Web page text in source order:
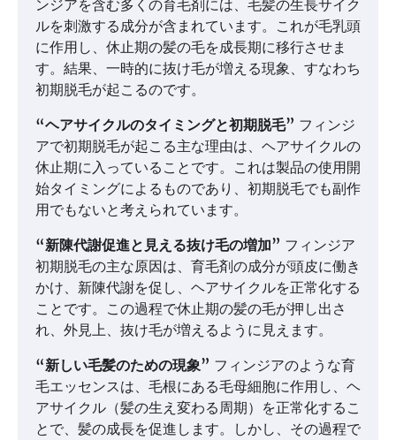
ンジアを含む多くの育毛剤には、毛髪の生長サイク
ルを刺激する成分が含まれています。これが毛乳頭
に作用し、休止期の髪の毛を成長期に移行させま
す。結果、一時的に抜け毛が増える現象、すなわち
初期脱毛が起こるのです。
“ヘアサイクルのタイミングと初期脱毛” フィンジ
アで初期脱毛が起こる主な理由は、ヘアサイクルの
休止期に入っていることです。これは製品の使用開
始タイミングによるものであり、初期脱毛でも副作
用でもないと考えられています。
“新陳代謝促進と見える抜け毛の増加” フィンジア
初期脱毛の主な原因は、育毛剤の成分が頭皮に働き
かけ、新陳代謝を促し、ヘアサイクルを正常化する
ことです。この過程で休止期の髪の毛が押し出さ
れ、外見上、抜け毛が増えるように見えます。
“新しい毛髪のための現象” フィンジアのような育
毛エッセンスは、毛根にある毛母細胞に作用し、ヘ
アサイクル（髪の生え変わる周期）を正常化するこ
とで、髪の成長を促進します。しかし、その過程で